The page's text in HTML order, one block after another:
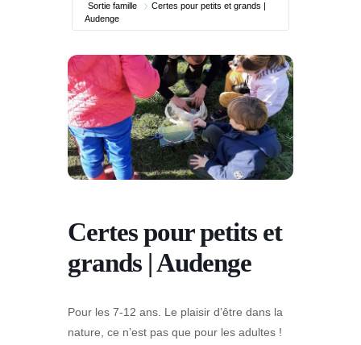
Sortie famille
Certes pour petits et grands |
Audenge
Certes pour petits et
grands | Audenge
Pour les 7-12 ans. Le plaisir d’être dans la
nature, ce n’est pas que pour les adultes !